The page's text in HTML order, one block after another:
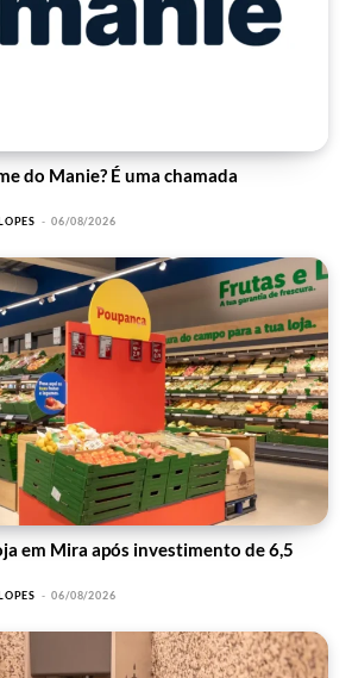
do Manie? É uma chamada
- 06/08/2026
em Mira após investimento de 6,5
- 06/08/2026